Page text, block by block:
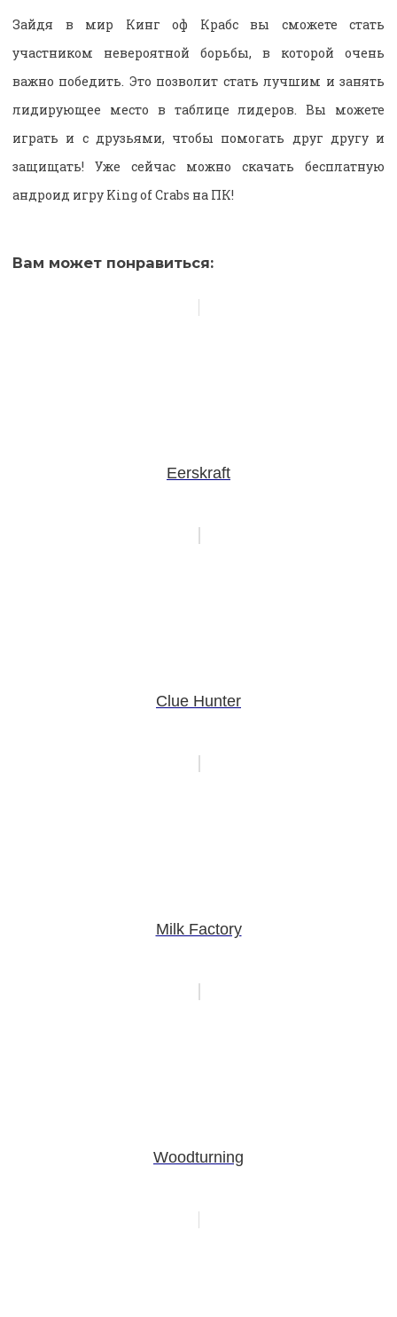
Зайдя в мир Кинг оф Крабс вы сможете стать
участником невероятной борьбы, в которой очень
важно победить. Это позволит стать лучшим и занять
лидирующее место в таблице лидеров. Вы можете
играть и с друзьями, чтобы помогать друг другу и
защищать! Уже сейчас можно скачать бесплатную
андроид игру King of Crabs на ПК!
Вам может понравиться:
Eerskraft
Clue Hunter
Milk Factory
Woodturning